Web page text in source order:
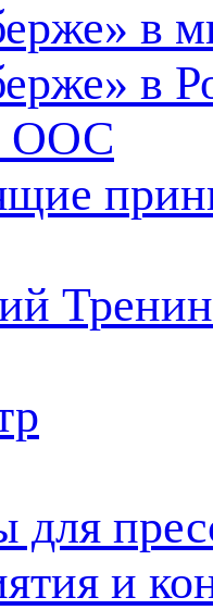
в
в
ООС
для
и